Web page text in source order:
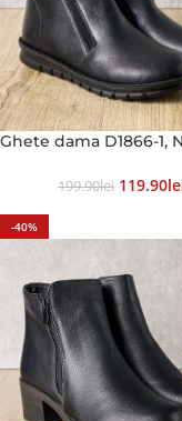
Ghete dama D1866-1,
199.90Lei 119.90
-40%